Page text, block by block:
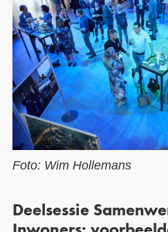
Foto: Wim Hollemans
Deelsessie